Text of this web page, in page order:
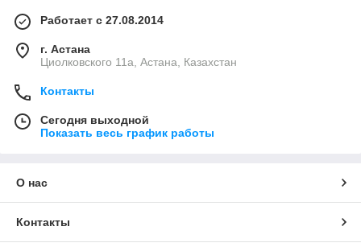
Работает с 27.08.2014
г. Астана
Циолковского 11а, Астана, Казахстан
Контакты
Сегодня выходной
Показать весь график работы
О нас
Контакты